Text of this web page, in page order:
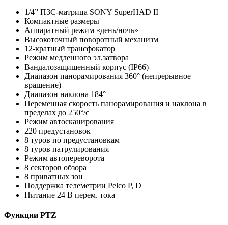
1/4” ПЗС-матрица SONY SuperHAD II
Компактные размеры
Аппаратный режим «день/ночь»
Высокоточный поворотный механизм
12-кратный трансфокатор
Режим медленного эл.затвора
Вандалозащищенный корпус (IP66)
Диапазон панорамирования 360° (непрерывное
вращение)
Диапазон наклона 184°
Переменная скорость панорамирования и наклона в
пределах до 250°/с
Режим автосканирования
220 предустановок
8 туров по предустановкам
8 туров патрулирования
Режим автопереворота
8 секторов обзора
8 приватных зон
Поддержка телеметрии Pelco Р, D
Питание 24 В перем. тока
Функции PTZ